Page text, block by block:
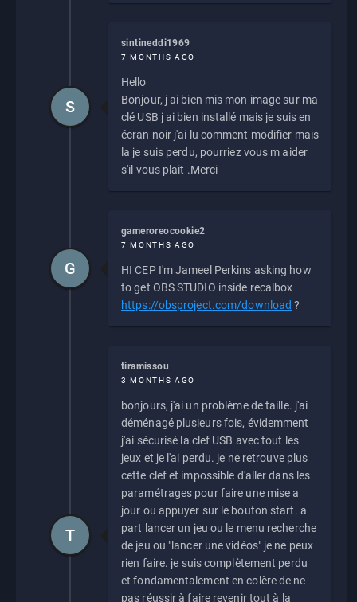
sintineddi1969
7 MONTHS AGO
Hello
Bonjour, j ai bien mis mon image sur ma
clé USB j ai bien installé mais je suis en
écran noir j'ai lu comment modifier mais
la je suis perdu, pourriez vous m aider
s'il vous plait .Merci
S
gameroreocookie2
7 MONTHS AGO
HI CEP I'm Jameel Perkins asking how
to get OBS STUDIO inside recalbox
https://obsproject.com/download ?
G
tiramissou
3 MONTHS AGO
bonjours, j'ai un problème de taille. j'ai
déménagé plusieurs fois, évidemment
j'ai sécurisé la clef USB avec tout les
jeux et je l'ai perdu. je ne retrouve plus
cette clef et impossible d'aller dans les
paramétrages pour faire une mise a
jour ou appuyer sur le bouton start. a
part lancer un jeu ou le menu recherche
de jeu ou "lancer une vidéos" je ne peux
rien faire. je suis complètement perdu
et fondamentalement en colère de ne
pas réussir à faire revenir tout à la
T